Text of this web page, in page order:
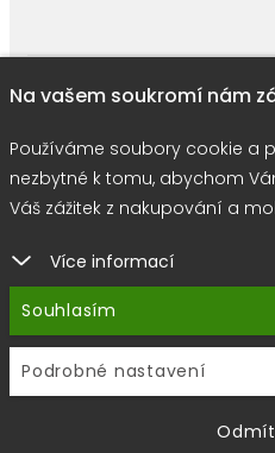
© 2026 |E-shop JEDNIČKY|
Na vašem soukromí nám
Používáme soubory cookie a
nezbytné k tomu, abychom
Váš zážitek z nakupování a
Více informací
Souhlasím
Podrobné nastavení